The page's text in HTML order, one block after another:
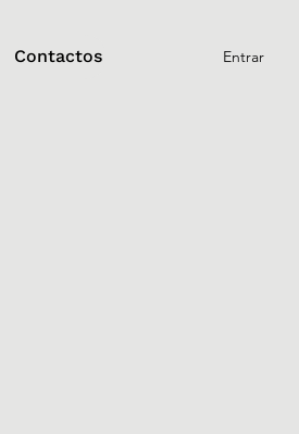
Contactos Entrar